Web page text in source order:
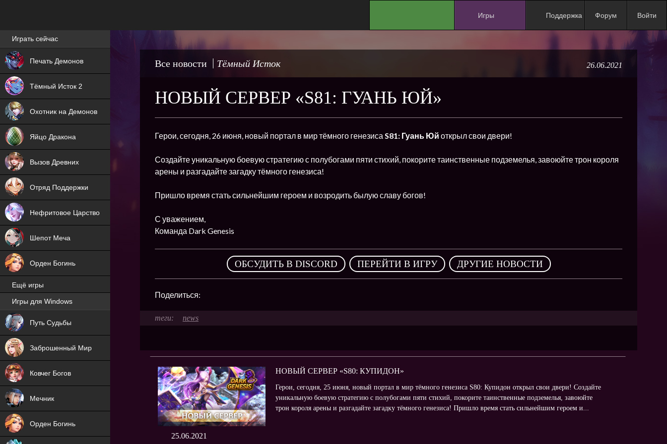
Игры
NEW
Поддержка Форум Войти
Все новости Тёмный Исток 26.06.2021
НОВЫЙ СЕРВЕР «S81: ГУАНЬ ЮЙ»
Герои, сегодня, 26 июня, новый портал в мир тёмного генезиса S81: Гуань Юй открыл свои двери!
Создайте уникальную боевую стратегию с полубогами пяти стихий, покорите таинственные подземелья, завоюйте трон короля
арены и разгадайте загадку тёмного генезиса!
Пришло время стать сильнейшим героем и возродить былую славу богов!
С уважением,
Команда Dark Genesis
ОБСУДИТЬ В DISCORD , ПЕРЕЙТИ В ИГРУ , ДРУГИЕ НОВОСТИ
Поделиться:
news
25.06.2021
НОВЫЙ СЕРВЕР «S80: КУПИДОН»
Герои, сегодня, 25 июня, новый портал в мир тёмного генезиса S80: Купидон открыл свои двери! Создайте
уникальную боевую стратегию с полубогами пяти стихий, покорите таинственные подземелья, завоюйте
трон короля арены и разгадайте загадку тёмного генезиса! Пришло время стать сильнейшим героем и...
Лучшие игры онлайн
Играть сейчас
Печать Демонов
NEW
Тёмный Исток 2
NEW
Охотник на Демонов
ХИТ
Яйцо Дракона
NEW
Вызов Древних
ХИТ
Отряд Поддержки
ХИТ
Нефритовое Царство
Шепот Меча
Орден Богинь
Ещё игры
Игры для Windows
Путь Судьбы
Заброшенный Мир
NEW
Ковчег Богов
Мечник
Орден Богинь